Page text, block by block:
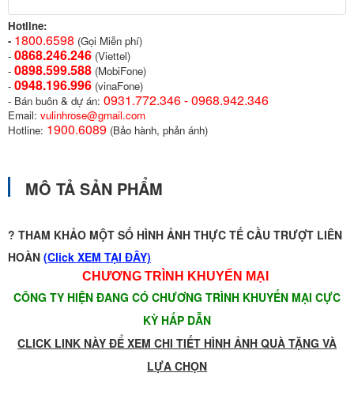
Hotline:
- 1800.6598 (Gọi Miễn phí)
- 0868.246.246 (Viettel)
- 0898.599.588 (MobiFone)
- 0948.196.996 (vinaFone)
- Bán buôn & dự án: 0931.772.346 - 0968.942.346
Email: vulinhrose@gmail.com
Hotline: 1900.6089 (Bảo hành, phản ánh)
MÔ TẢ SẢN PHẨM
? THAM KHẢO MỘT SỐ HÌNH ẢNH THỰC TẾ CẦU TRƯỢT LIÊN
HOÀN (Click XEM TẠI ĐÂY)
CHƯƠNG TRÌNH KHUYẾN MẠI
CÔNG TY HIỆN ĐANG CÓ CHƯƠNG TRÌNH KHUYẾN MẠI CỰC
KỲ HẤP DẪN
CLICK LINK NÀY ĐỂ XEM CHI TIẾT HÌNH ẢNH QUÀ TẶNG VÀ
LỰA CHỌN